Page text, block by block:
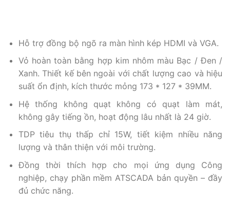
Hỗ trợ đồng bộ ngõ ra màn hình kép HDMI và VGA.
Vỏ hoàn toàn bằng hợp kim nhôm màu Bạc / Đen /
Xanh. Thiết kế bên ngoài với chất lượng cao và hiệu
suất ổn định, kích thước mỏng 173 * 127 * 39MM.
Hệ thống không quạt không có quạt làm mát,
không gây tiếng ồn, hoạt động lâu nhất là 24 giờ.
TDP tiêu thụ thấp chỉ 15W, tiết kiệm nhiều năng
lượng và thân thiện với môi trường.
Đồng thời thích hợp cho mọi ứng dụng Công
nghiệp, chạy phần mềm ATSCADA bản quyền – đầy
đủ chức năng.